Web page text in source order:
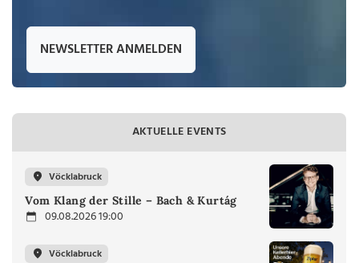
NEWSLETTER ANMELDEN
AKTUELLE EVENTS
Vöcklabruck
Vom Klang der Stille – Bach & Kurtág
09.08.2026 19:00
Vöcklabruck